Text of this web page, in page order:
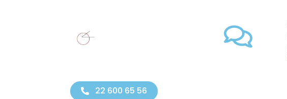
Conseguiu corrigir o problema da minha filha aos oito
outros médicos diziam já ser tarde demais. Recomendo.
22 600 65 56